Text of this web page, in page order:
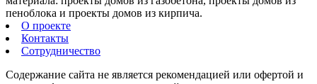
пеноблока и проекты домов из кирпича.
О проекте
Контакты
Сотрудничество
Содержание сайта не является рекомендацией или офертой и